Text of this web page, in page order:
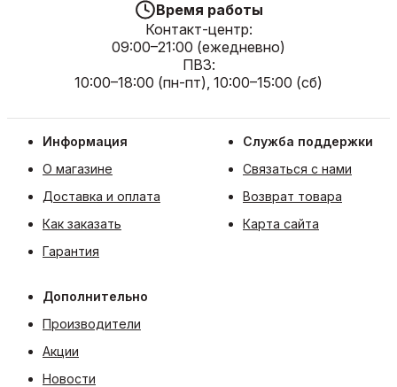
Время работы
Контакт-центр:
09:00–21:00 (ежедневно)
ПВЗ:
10:00–18:00 (пн-пт), 10:00–15:00 (сб)
Информация
О магазине
Доставка и оплата
Как заказать
Гарантия
Служба поддержки
Связаться с нами
Возврат товара
Карта сайта
Дополнительно
Производители
Акции
Новости